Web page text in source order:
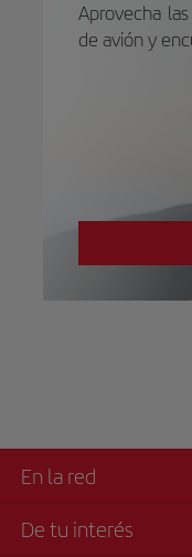
Aprovecha
de avión y
En la red
De tu interés